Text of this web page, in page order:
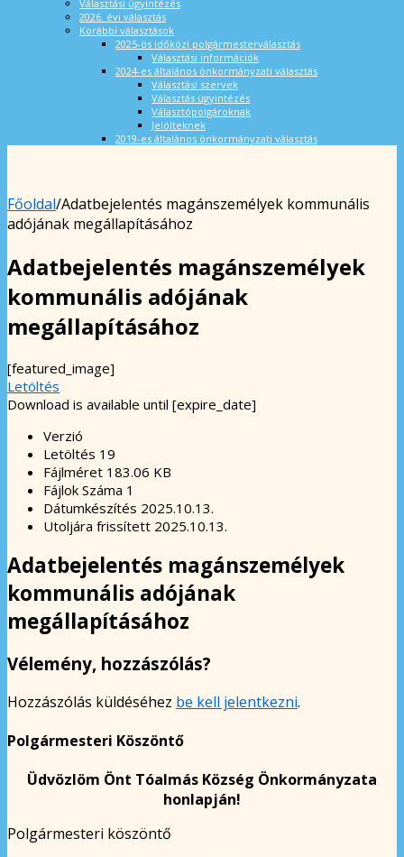
Választási ügyintézés
2026. évi választás
Korábbi választások
2025-ös időközi polgármesterválasztás
Választási információk
2024-es általános önkormányzati választás
Választási szervek
Választás ügyintézés
Választópolgároknak
Jelölteknek
2019-es általános önkormányzati választás
Főoldal/Adatbejelentés magánszemélyek kommunális
adójának megállapításához
Adatbejelentés magánszemélyek
kommunális adójának
megállapításához
[featured_image]
Letöltés
Download is available until [expire_date]
Verzió
Letöltés 19
Fájlméret 183.06 KB
Fájlok Száma 1
Dátumkészítés 2025.10.13.
Utoljára frissített 2025.10.13.
Adatbejelentés magánszemélyek
kommunális adójának
megállapításához
Vélemény, hozzászólás?
Hozzászólás küldéséhez be kell jelentkezni.
Polgármesteri Köszöntő
Üdvözlöm Önt Tóalmás Község Önkormányzata
honlapján!
Polgármesteri köszöntő